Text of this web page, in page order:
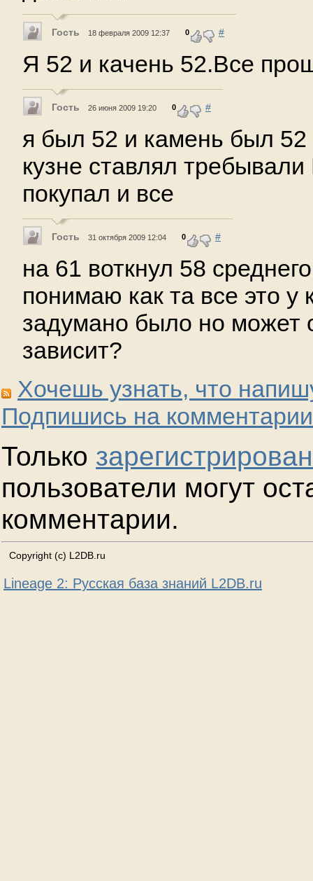
Гость 18 февраля 2009 12:37 0 #
Я 52 и качень 52.Все
Гость 26 июня 2009 19:20 0 #
я был 52 и камень был
кузне ставлял
покупал и все
Гость 31 октября 2009 12:04 0 #
на 61 воткнул 58
понимаю как та все это у
задумано было но может
зависит?
Хочешь узнать, что
Подпишись на
Только
пользователи могут
комментарии.
Copyright (c) L2DB.ru
Lineage 2: Русская база знаний L2DB.ru